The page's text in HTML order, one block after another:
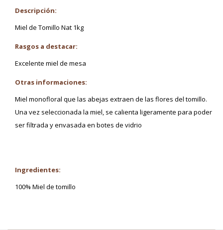
Descripción:
Miel de Tomillo Nat 1kg
Rasgos a destacar:
Excelente miel de mesa
Otras informaciones:
Miel monofloral que las abejas extraen de las flores del tomillo.
Una vez seleccionada la miel, se calienta ligeramente para poder
ser filtrada y envasada en botes de vidrio
Ingredientes:
100% Miel de tomillo